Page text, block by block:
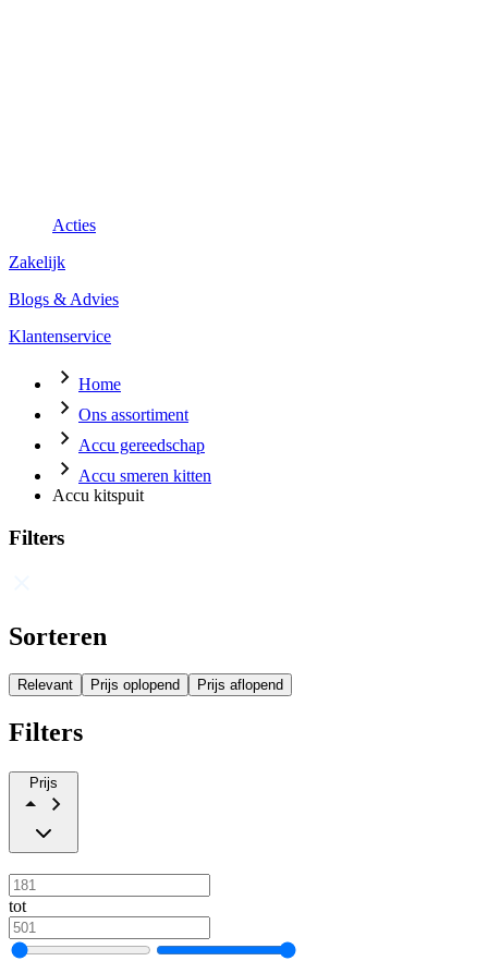
Acties
Zakelijk
Blogs & Advies
Klantenservice
Home
Ons assortiment
Accu gereedschap
Accu smeren kitten
Accu kitspuit
Filters
Sorteren
Relevant Prijs oplopend Prijs aflopend
Filters
Prijs
tot